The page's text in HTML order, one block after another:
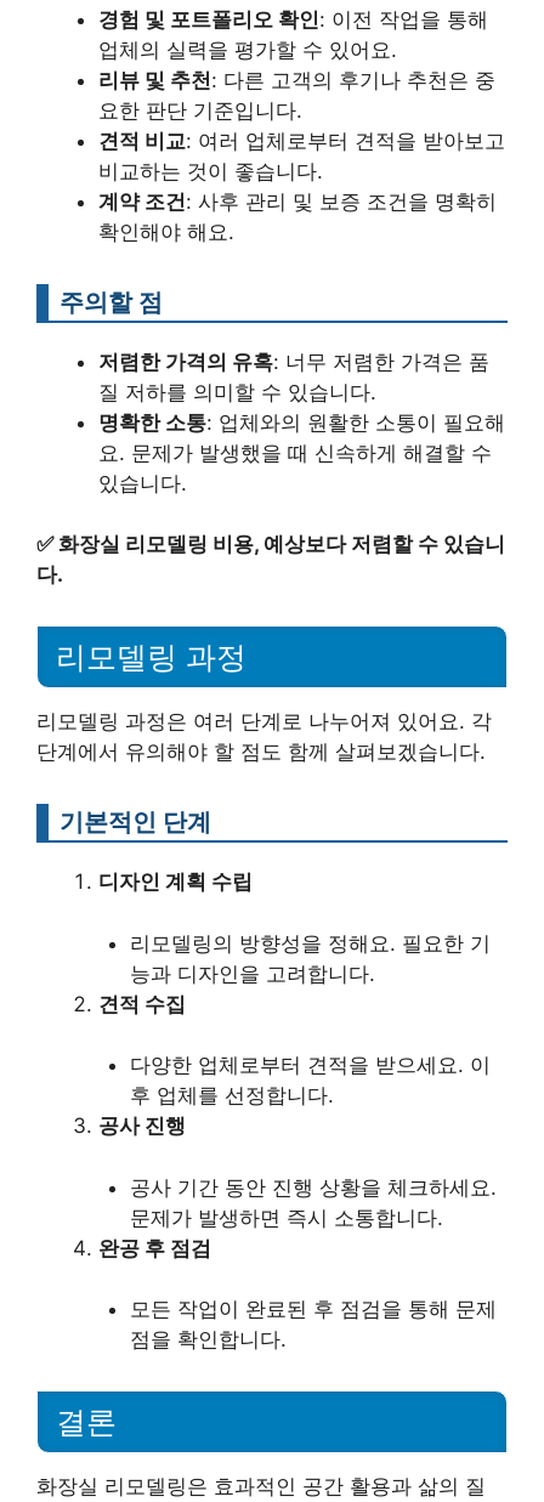
경험 및 포트폴리오 확인: 이전 작업을 통해
업체의 실력을 평가할 수 있어요.
리뷰 및 추천: 다른 고객의 후기나 추천은 중
요한 판단 기준입니다.
견적 비교: 여러 업체로부터 견적을 받아보고
비교하는 것이 좋습니다.
계약 조건: 사후 관리 및 보증 조건을 명확히
확인해야 해요.
주의할 점
저렴한 가격의 유혹: 너무 저렴한 가격은 품
질 저하를 의미할 수 있습니다.
명확한 소통: 업체와의 원활한 소통이 필요해
요. 문제가 발생했을 때 신속하게 해결할 수
있습니다.
✅화장실 리모델링 비용, 예상보다 저렴할 수 있습니
다.
리모델링 과정
리모델링 과정은 여러 단계로 나누어져 있어요. 각
단계에서 유의해야 할 점도 함께 살펴보겠습니다.
기본적인 단계
디자인 계획 수립
리모델링의 방향성을 정해요. 필요한 기
능과 디자인을 고려합니다.
견적 수집
다양한 업체로부터 견적을 받으세요. 이
후 업체를 선정합니다.
공사 진행
공사 기간 동안 진행 상황을 체크하세요.
문제가 발생하면 즉시 소통합니다.
완공 후 점검
모든 작업이 완료된 후 점검을 통해 문제
점을 확인합니다.
결론
화장실 리모델링은 효과적인 공간 활용과 삶의 질